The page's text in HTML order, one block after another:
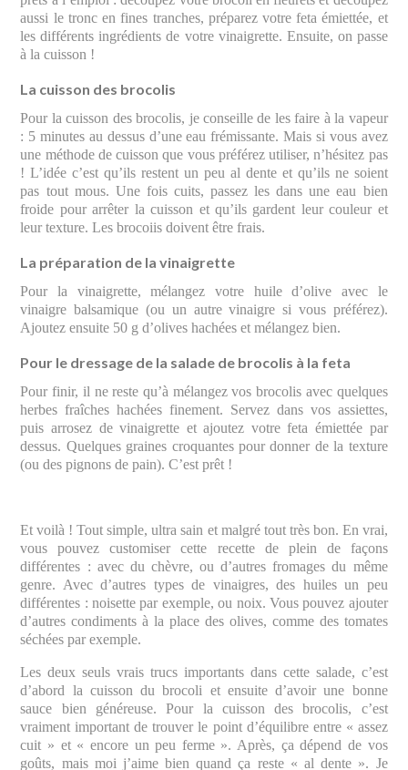
aussi le tronc en fines tranches, préparez votre feta émiettée, et
les différents ingrédients de votre vinaigrette. Ensuite, on passe
à la cuisson !
La cuisson des brocolis
Pour la cuisson des brocolis, je conseille de les faire à la vapeur
: 5 minutes au dessus d’une eau frémissante. Mais si vous avez
une méthode de cuisson que vous préférez utiliser, n’hésitez pas
! L’idée c’est qu’ils restent un peu al dente et qu’ils ne soient
pas tout mous. Une fois cuits, passez les dans une eau bien
froide pour arrêter la cuisson et qu’ils gardent leur couleur et
leur texture. Les brocoiis doivent être frais.
La préparation de la vinaigrette
Pour la vinaigrette, mélangez votre huile d’olive avec le
vinaigre balsamique (ou un autre vinaigre si vous préférez).
Ajoutez ensuite 50 g d’olives hachées et mélangez bien.
Pour le dressage de la salade de brocolis à la feta
Pour finir, il ne reste qu’à mélangez vos brocolis avec quelques
herbes fraîches hachées finement. Servez dans vos assiettes,
puis arrosez de vinaigrette et ajoutez votre feta émiettée par
dessus. Quelques graines croquantes pour donner de la texture
(ou des pignons de pain). C’est prêt !
Et voilà ! Tout simple, ultra sain et malgré tout très bon. En vrai,
vous pouvez customiser cette recette de plein de façons
différentes : avec du chèvre, ou d’autres fromages du même
genre. Avec d’autres types de vinaigres, des huiles un peu
différentes : noisette par exemple, ou noix. Vous pouvez ajouter
d’autres condiments à la place des olives, comme des tomates
séchées par exemple.
Les deux seuls vrais trucs importants dans cette salade, c’est
d’abord la cuisson du brocoli et ensuite d’avoir une bonne
sauce bien généreuse. Pour la cuisson des brocolis, c’est
vraiment important de trouver le point d’équilibre entre « assez
cuit » et « encore un peu ferme ». Après, ça dépend de vos
goûts, mais moi j’aime bien quand ça reste « al dente ». Je